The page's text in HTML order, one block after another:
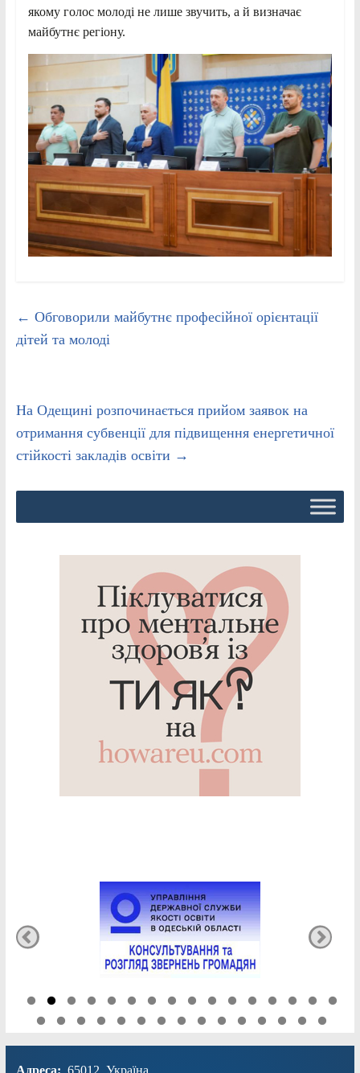
якому голос молоді не лише звучить, а й визначає
майбутнє регіону.
← Обговорили майбутнє професійної орієнтації
дітей та молоді
На Одещині розпочинається прийом заявок на
отримання субвенції для підвищення енергетичної
стійкості закладів освіти →
Адреса: 65012, Україна,